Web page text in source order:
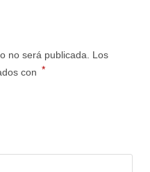
no será publicada.
Los
con *